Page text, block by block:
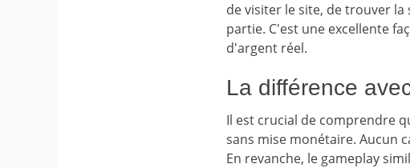
de visiter le site, de trouver
partie. C'est une excellente
d'argent réel.
La différence
Il est crucial de comprendre
sans mise monétaire. Aucun
En revanche, le gameplay